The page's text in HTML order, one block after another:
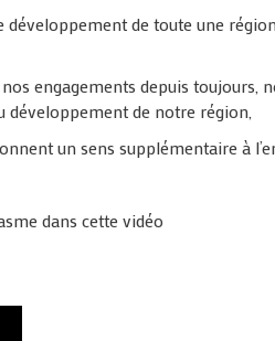
de toute une
engagements depuis
développement de notre région,
un sens supplémentaire à
dans cette vidéo